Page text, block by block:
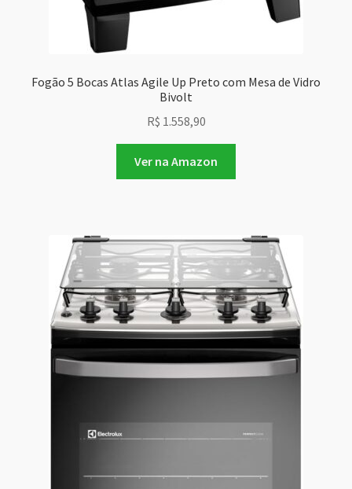
Fogão 5 Bocas Atlas Agile Up Preto com Mesa de Vidro
Bivolt
R$ 1.558,90
Ver na Amazon